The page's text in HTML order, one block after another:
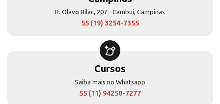
R. Olavo Bilac, 207 - Cambuí, Campinas
55 (19) 3254-7355
Cursos
Saiba mais no Whatsapp
55 (11) 94250-7277